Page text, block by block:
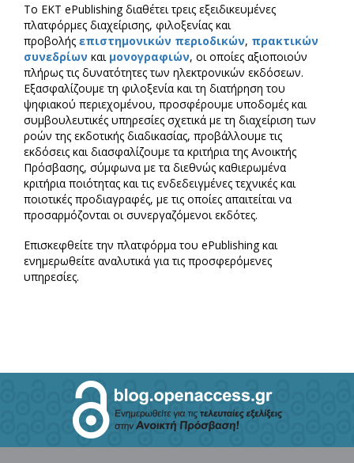
Το ΕΚΤ ePublishing διαθέτει τρεις εξειδικευμένες
πλατφόρμες διαχείρισης, φιλοξενίας και
προβολής επιστημονικών περιοδικών, πρακτικών
συνεδρίων και μονογραφιών, οι οποίες αξιοποιούν
πλήρως τις δυνατότητες των ηλεκτρονικών εκδόσεων.
Εξασφαλίζουμε τη φιλοξενία και τη διατήρηση του
ψηφιακού περιεχομένου, προσφέρουμε υποδομές και
συμβουλευτικές υπηρεσίες σχετικά με τη διαχείριση των
ροών της εκδοτικής διαδικασίας, προβάλλουμε τις
εκδόσεις και διασφαλίζουμε τα κριτήρια της Ανοικτής
Πρόσβασης, σύμφωνα με τα διεθνώς καθιερωμένα
κριτήρια ποιότητας και τις ενδεδειγμένες τεχνικές και
ποιοτικές προδιαγραφές, με τις οποίες απαιτείται να
προσαρμόζονται οι συνεργαζόμενοι εκδότες.
Επισκεφθείτε την πλατφόρμα του ePublishing και
ενημερωθείτε αναλυτικά για τις προσφερόμενες
υπηρεσίες.